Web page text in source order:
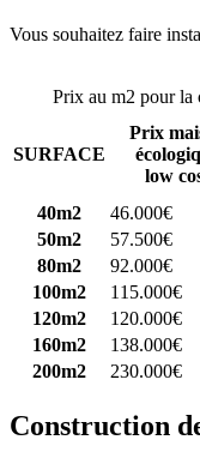
Vous souhaitez faire
Prix au m2 pour la
SURFACE
Prix
low
40m2
46.000€
50m2
57.500€
80m2
92.000€
100m2
115.000€
120m2
120.000€
160m2
138.000€
200m2
230.000€
Construction